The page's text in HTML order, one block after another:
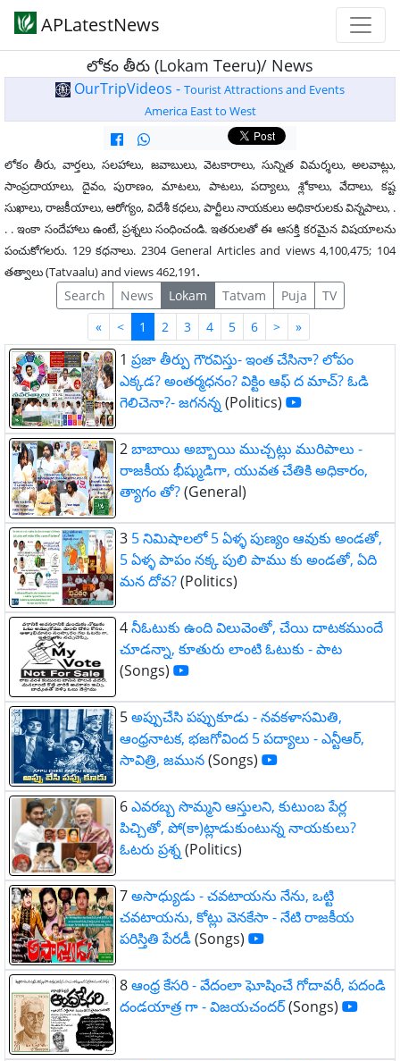
APLatestNews
లోకం తీరు (Lokam Teeru)/ News
OurTripVideos - Tourist Attractions and Events
America East to West
లోకం తీరు, వార్తలు, సలహాలు, జవాబులు, వెటకారాలు, సున్నిత విమర్శలు, అలవాట్లు,
సాంప్రదాయాలు, దైవం, పురాణం, మాటలు, పాటలు, పద్యాలు, శ్లోకాలు, వేదాలు, కష్ట
సుఖాలు, రాజకీయాలు, ఆరోగ్యం, విదేశీ కధలు, పార్టీలు నాయకులు అధికారులకు విన్నపాలు, .
. . ఇంకా సందేహాలు ఉంటే, ప్రశ్నలు సంధించండి. ఇతరులతో ఈ ఆసక్తి కరమైన విషయాలను
పంచుకోగలరు. 129 కధనాలు. 2304 General Articles and views 4,100,475; 104
తత్వాలు (Tatvaalu) and views 462,191.
Search News Lokam Tatvam Puja
TV
«First
< 1 2 3 4 5 6 > »Last
1 ప్రజా తీర్పు గౌరవిస్తు- ఇంత చేసినా? లోపం
ఎక్కడ? అంతర్మధనం? విక్టిం ఆఫ్ ద మాచ్? ఓడి
గెలిచెనా?- జగనన్న(Politics)
2బాబాయి అబ్బాయి ముచ్చట్లు మురిపాలు -
రాజకీయ భీష్ముడిగా, యువత చేతికి అధికారం,
త్యాగం తో?(General)
3 5 నిమిషాలలో 5 ఏళ్ళ పుణ్యం ఆవుకు అండతో,
5 ఏళ్ళ పాపం నక్క పులి పాము కు అండతో, ఏది
మన దోవ?(Politics)
4నీఓటుకు ఉంది విలువెంతో, చేయి దాటకముందే
చూడన్నా, కూతురు లాంటి ఓటుకు - పాట
(Songs)
5అప్పుచేసి పప్పుకూడు - నవకళాసమితి,
ఆంధ్రనాటక, భజగోవింద 5 పద్యాలు - ఎన్టీఆర్,
సావిత్రి, జమున(Songs)
6ఎవరబ్బ సొమ్మని ఆస్తులని, కుటుంబ పేర్ల
పిచ్చితో, పో(కా)ట్లాడుకుంటున్న నాయకులు?
ఓటరు ప్రశ్న(Politics)
7అసాధ్యుడు - చవటాయను నేను, ఒట్టి
చవటాయను, కోట్లు వెనకేసా - నేటి రాజకీయ
పరిస్తితి పేరడీ(Songs)
8ఆంధ్ర కేసరి - వేదంలా ఘోషించే గోదావరీ, పదండి
దండయాత్ర గా - విజయచందర్(Songs)